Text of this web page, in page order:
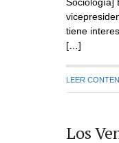
tiene
[…]
LEER
Los